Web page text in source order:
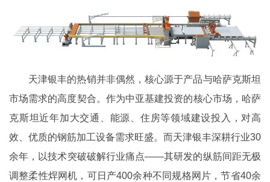
天津银丰的热销并非偶然，核心源于产品与哈萨克斯坦
市场需求的高度契合。作为中亚基建投资的核心市场，哈萨
克斯坦近年加大交通、能源、住房等领域建设投入，对高
效、优质的钢筋加工设备需求旺盛。而天津银丰深耕行业30
余年，以技术突破破解行业痛点——其研发的纵筋间距无极
调整柔性焊网机，可日产400余种不同规格网片，节省40余